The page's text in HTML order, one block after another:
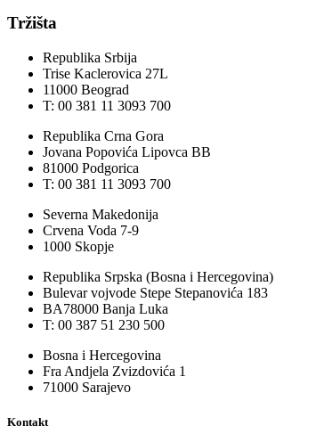
Tržišta
Republika Srbija
Trise Kaclerovica 27L
11000 Beograd
T: 00 381 11 3093 700
Republika Crna Gora
Jovana Popovića Lipovca BB
81000 Podgorica
T: 00 381 11 3093 700
Severna Makedonija
Crvena Voda 7-9
1000 Skopje
Republika Srpska (Bosna i Hercegovina)
Bulevar vojvode Stepe Stepanovića 183
BA78000 Banja Luka
T: 00 387 51 230 500
Bosna i Hercegovina
Fra Andjela Zvizdovića 1
71000 Sarajevo
Kontakt